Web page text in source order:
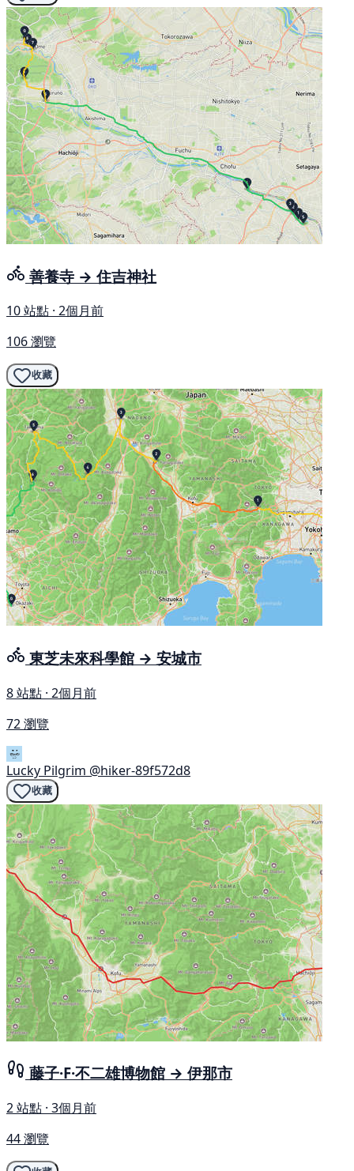
善養寺 → 住吉神社
10 站點 · 2個月前
106 瀏覽
收藏
東芝未來科學館 → 安城市
8 站點 · 2個月前
72 瀏覽
Lucky Pilgrim @hiker-89f572d8
收藏
藤子·F·不二雄博物館 → 伊那市
2 站點 · 3個月前
44 瀏覽